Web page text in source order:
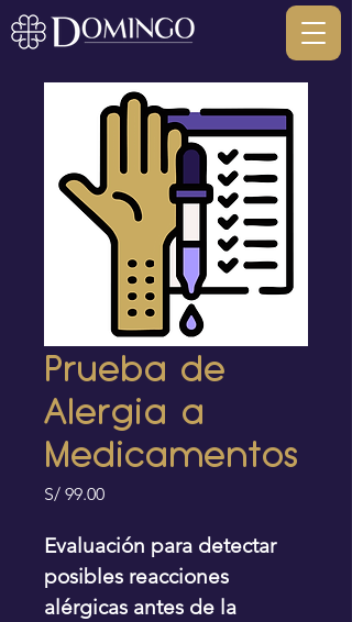
Prueba de
Alergia a
Medicamentos
S/ 99.00Precio
Evaluación para detectar
posibles reacciones
alérgicas antes de la